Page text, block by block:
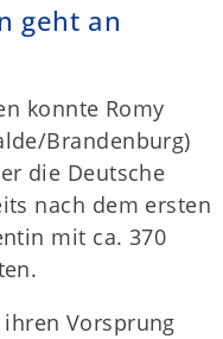
geht an
konnte Romy
Brandenburg)
die Deutsche
nach dem ersten
mit ca. 370
Vorsprung